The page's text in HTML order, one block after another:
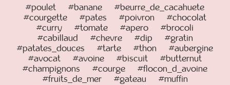
#poulet #banane
#beurre_de_cacahuete
#courgette
#pates #poivron
#chocolat
#curry
#tomate #apero
#brocoli
#cabillaud
#chevre #dip
#gratin
#patates_douces
#tarte #thon
#aubergine
#avocat
#avoine #biscuit
#butternut
#champignons
#courge
#flocon_d_avoine
#fruits_de_mer
#gateau
#muffin